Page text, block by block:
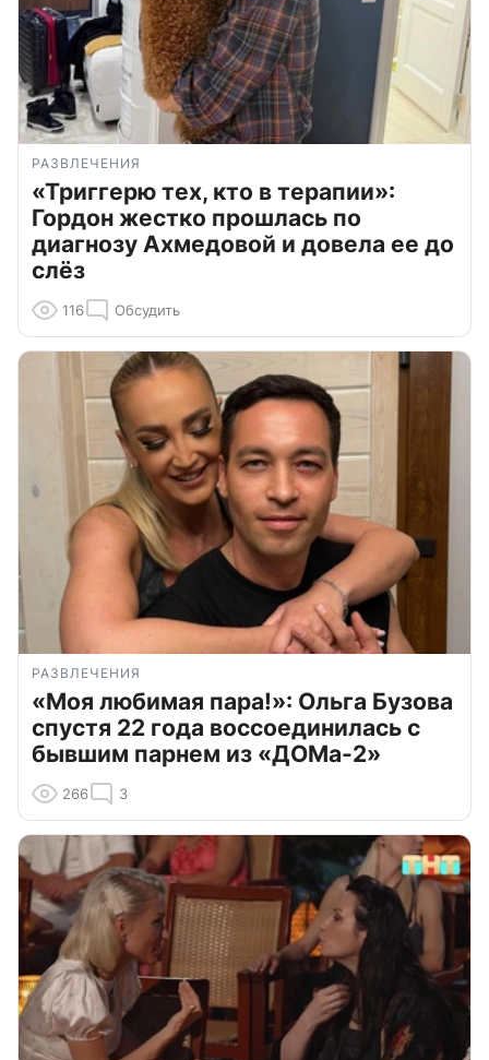
РАЗВЛЕЧЕНИЯ
«Триггерю тех, кто в терапии»:
Гордон жестко прошлась по
диагнозу Ахмедовой и довела ее до
слёз
116 Обсудить
РАЗВЛЕЧЕНИЯ
«Моя любимая пара!»: Ольга Бузова
спустя 22 года воссоединилась с
бывшим парнем из «ДОМа-2»
266 3